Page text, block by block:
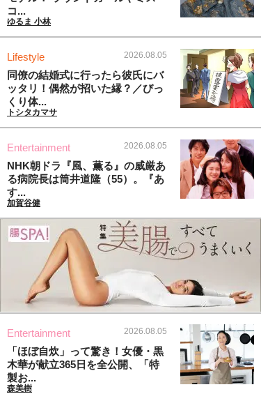
コ...
ゆるま 小林
Lifestyle 2026.08.05
同僚の結婚式に行ったら彼氏にバ
ッタリ！偶然が招いた縁？／びっ
くり体...
トシタカマサ
Entertainment 2026.08.05
NHK朝ドラ『風、薫る』の威厳あ
る病院長は筒井道隆（55）。『あ
す...
加賀谷健
Entertainment 2026.08.05
「ほぼ自炊」って驚き！女優・黒
木華が献立365日を全公開、「特
製お...
森美樹